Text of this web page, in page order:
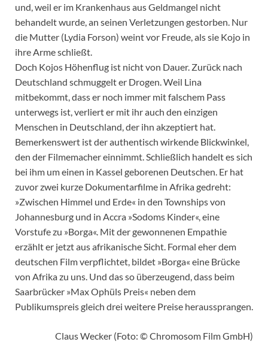
und, weil er im Krankenhaus aus Geldmangel nicht
behandelt wurde, an seinen Verletzungen gestorben. Nur
die Mutter (Lydia Forson) weint vor Freude, als sie Kojo in
ihre Arme schließt.
Doch Kojos Höhenflug ist nicht von Dauer. Zurück nach
Deutschland schmuggelt er Drogen. Weil Lina
mitbekommt, dass er noch immer mit falschem Pass
unterwegs ist, verliert er mit ihr auch den einzigen
Menschen in Deutschland, der ihn akzeptiert hat.
Bemerkenswert ist der authentisch wirkende Blickwinkel,
den der Filmemacher einnimmt. Schließlich handelt es sich
bei ihm um einen in Kassel geborenen Deutschen. Er hat
zuvor zwei kurze Dokumentarfilme in Afrika gedreht:
»Zwischen Himmel und Erde« in den Townships von
Johannesburg und in Accra »Sodoms Kinder«, eine
Vorstufe zu »Borga«. Mit der gewonnenen Empathie
erzählt er jetzt aus afrikanische Sicht. Formal eher dem
deutschen Film verpflichtet, bildet »Borga« eine Brücke
von Afrika zu uns. Und das so überzeugend, dass beim
Saarbrücker »Max Ophüls Preis« neben dem
Publikumspreis gleich drei weitere Preise heraussprangen.
Claus Wecker (Foto: © Chromosom Film GmbH)